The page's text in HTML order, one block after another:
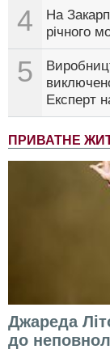
4
На
річного
5
Експерт
ПРИВАТНЕ
Джареда
до